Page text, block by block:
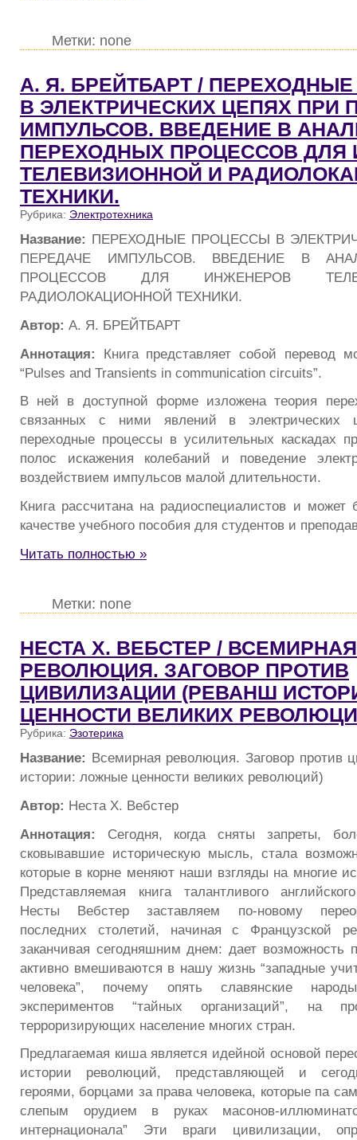
Метки: none
А. Я. БРЕЙТБАРТ /
В ЭЛЕКТРИЧЕСКИХ ЦЕПЯХ ПРИ
ИМПУЛЬСОВ. ВВЕДЕНИЕ В
ПЕРЕХОДНЫХ ПРОЦЕССОВ ДЛЯ
ТЕЛЕВИЗИОННОЙ И
ТЕХНИКИ.
Рубрика: Электротехника
Название: ПЕРЕХОДНЫЕ ПРОЦЕССЫ В
ПЕРЕДАЧЕ ИМПУЛЬСОВ. ВВЕДЕНИЕ В
ПРОЦЕССОВ ДЛЯ ИНЖЕНЕРОВ
РАДИОЛОКАЦИОННОЙ ТЕХНИКИ.
Автор: А. Я. БРЕЙТБАРТ
Аннотация: Книга представляет собой перевод
“Pulses and Transients in communication circuits”.
В ней в доступной форме изложена теория
связанных с ними явлений в электрических
переходные процессы в усилительных каскадах
полос искажения колебаний и поведение
воздействием импульсов малой длительности.
Книга рассчитана на радиоспециалистов и может
качестве учебного пособия для студентов и
Читать полностью »
Метки: none
НЕСТА X. ВЕБСТЕР / ВСЕМИРНАЯ
РЕВОЛЮЦИЯ. ЗАГОВОР ПРОТИВ
ЦИВИЛИЗАЦИИ (РЕВАНШ
ЦЕННОСТИ ВЕЛИКИХ
Рубрика: Эзотерика
Название: Всемирная революция. Заговор против
истории: ложные ценности великих революций)
Автор: Неста X. Вебстер
Аннотация: Сегодня, когда сняты запреты,
сковывавшие историческую мысль, стала
которые в корне меняют наши взгляды на многие
Представляемая книга талантливого
Несты Вебстер заставляем по-новому
последних столетий, начиная с Французской
заканчивая сегодняшним днем: дает возможность
активно вмешиваются в нашу жизнь “западные
человека”, почему опять славянские
экспериментов “тайных организаций”, на
терроризирующих население многих стран.
Предлагаемая киша является идейной основой
истории революций, представляющей и
героями, борцами за права человека, которые па
слепым орудием в руках масонов-
интернационала” Эти враги цивилизации,